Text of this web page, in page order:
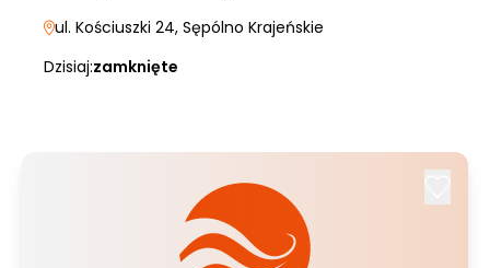
ul. Kościuszki 24, Sępólno Krajeńskie
Dzisiaj:zamknięte